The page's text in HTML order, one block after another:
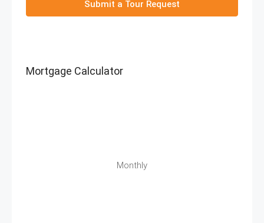
Submit a Tour Request
Mortgage Calculator
Monthly